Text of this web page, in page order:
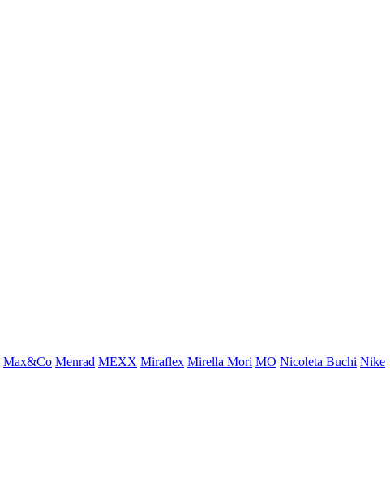
Max&Co Menrad MEXX Miraflex Mirella Mori MO Nicoleta Buchi Nike